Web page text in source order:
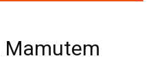
Mamutem